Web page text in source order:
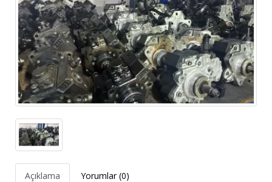
Açıklama Yorumlar (0)